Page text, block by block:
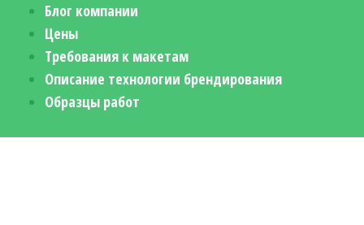
Блог компании
Цены
Требования к макетам
Описание технологии брендирования
Образцы работ